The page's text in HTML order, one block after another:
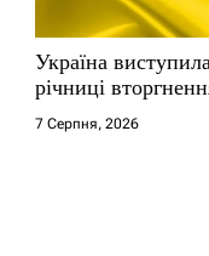
Україна
річниці
7 Серпня, 2026